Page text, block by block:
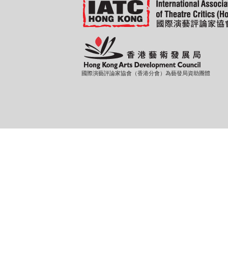
國際演藝評論家協會（香港分會）為藝發局資助團體